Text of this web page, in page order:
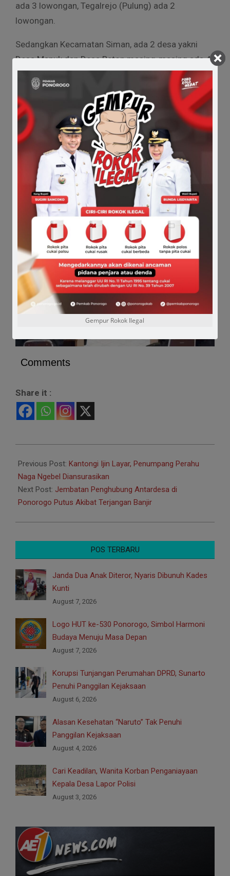
ada 3 lowongan, Tegalrejo (Pulung) ada 2
lowongan.
Sedangkan Kecamatan Siman, ada 2 desa yakni
Desa Manuk dan Desa Beton masing-masing ada 4
lowongan. Kecamatan Balong ada 3 desa yang
melakukan pengisian perangkat. Yakni Desa
Karangmojo ada 4 lowongan, Desa Muneng ada 5
lowongan dan Desa Bajang ada 1 lowongan.
Kemudian Kecamatan Sukorejo ada 4 desa. Yakni
Desa Sragi ada 4 lowongan, Desa Serangan dan
Gelanglor, masing-masing ada 1 lowongan.
Terakhir, Kecamatan Kauman, yang membuka
penjaringan perangkat desa hanya di Desa Pengkol
dengan 3 lowongan. (el)
Comments
Share it :
07-
07
Previous Post: Kantongi Ijin Layar, Penumpang Perahu
Naga Ngebel Diansurasikan
Next Post: Jembatan Penghubung Antardesa di
Ponorogo Putus Akibat Terjangan Banjir
POS TERBARU
Janda Dua Anak Diteror, Nyaris Dibunuh Kades
Kunti
August 7, 2026
Logo HUT ke-530 Ponorogo, Simbol Harmoni
Budaya Menuju Masa Depan
August 7, 2026
Korupsi Tunjangan Perumahan DPRD, Sunarto
Penuhi Panggilan Kejaksaan
August 6, 2026
Alasan Kesehatan “Naruto” Tak Penuhi
Panggilan Kejaksaan
August 4, 2026
Cari Keadilan, Wanita Korban Penganiayaan
Kepala Desa Lapor Polisi
August 3, 2026
Gempur Rokok Ilegal